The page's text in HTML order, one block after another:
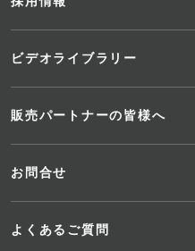
ビデオライブラリー
販売パートナーの皆様へ
お問合せ
よくあるご質問